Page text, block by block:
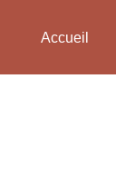
Accueil